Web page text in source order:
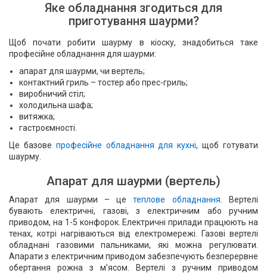
Яке обладнання згодиться для
приготування шаурми?
Щоб почати робити шаурму в кіоску, знадобиться таке
професійне обладнання для шаурми:
апарат для шаурми, чи вертель;
контактний гриль – тостер або прес-гриль;
виробничий стіл;
холодильна шафа;
витяжка;
гастроємності.
Це базове професійне обладнання для кухні, щоб готувати
шаурму.
Апарат для шаурми (вертель)
Апарат для шаурми – цетеплове обладнання . Вертелі
бувають електричні, газові, з електричним або ручним
приводом, на 1-5 конфорок. Електричні прилади працюють на
тенах, котрі нагріваються від електромережі. Газові вертелі
обладнані газовими пальниками, які можна регулювати.
Апарати з електричним приводом забезпечують безперервне
обертання рожна з м’ясом. Вертелі з ручним приводом